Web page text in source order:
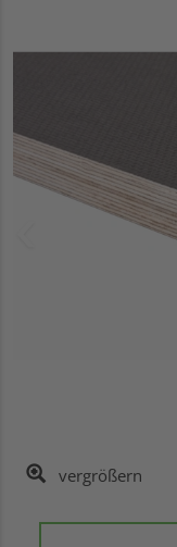
vergrößern